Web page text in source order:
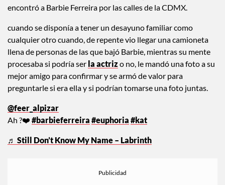
su encuentro en un story time. @feer_alpizar contó que se
cuando se disponía a tener un desayuno familiar como
cualquier otro cuando, de repente vio llegar una camioneta
llena de personas de las que bajó Barbie, mientras su mente
procesaba si podría serla actriz o no, le mandó una foto a su
mejor amigo para confirmar y se armó de valor para
@feer_alpizar